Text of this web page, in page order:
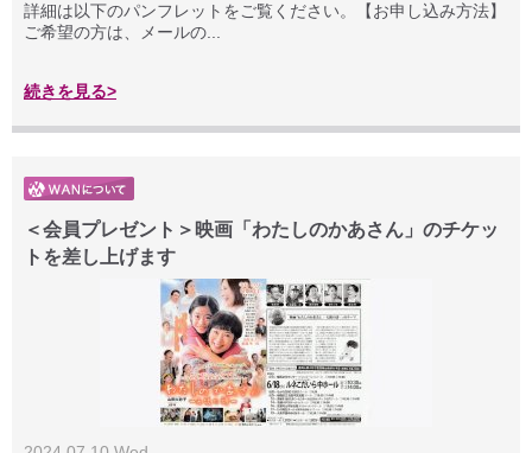
詳細は以下のパンフレットをご覧ください。【お申し込み方法】
ご希望の方は、メールの...
続きを見る>
＜会員プレゼント＞映画「わたしのかあさん」のチケッ
トを差し上げます